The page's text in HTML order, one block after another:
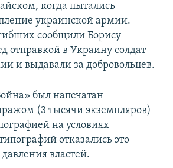
когда пытались
украинской армии.
сообщили Борису
отправкой в Украину солдат
и выдавали за добровольцев.
был напечатан
(3 тысячи экземпляров)
на условиях
отказались это
властей.